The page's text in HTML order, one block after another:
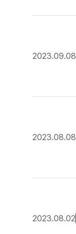
2023.09.08
2023.08.08
2023.08.02